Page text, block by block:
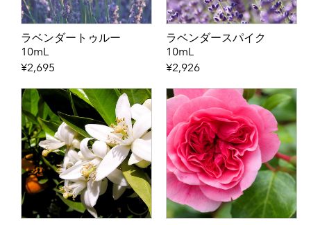
ラベンダートゥルー
10mL
¥2,695
ラベンダースパイク
10mL
¥2,926